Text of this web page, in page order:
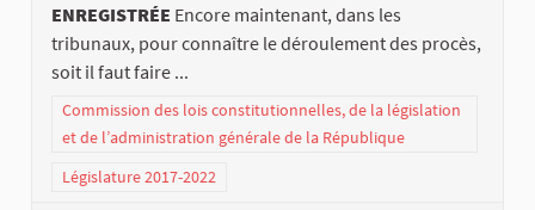
ENREGISTRÉE Encore maintenant, dans les
tribunaux, pour connaître le déroulement des procès,
soit il faut faire ...
Commission des lois constitutionnelles, de la législation
et de l’administration générale de la République
Législature 2017-2022